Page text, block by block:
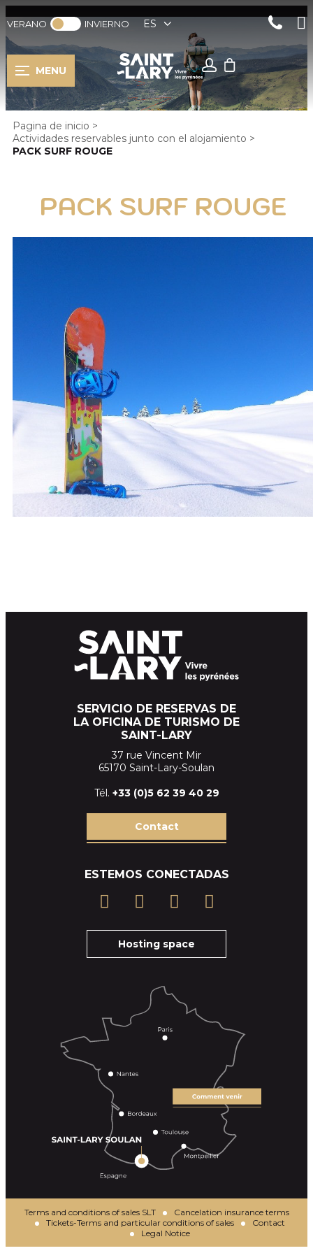
VERANO INVIERNO ES
MENU
Pagina de inicio >
Actividades reservables junto con el alojamiento >
PACK SURF ROUGE
PACK SURF ROUGE
SERVICIO DE RESERVAS DE
LA OFICINA DE TURISMO DE
SAINT-LARY
37 rue Vincent Mir
65170 Saint-Lary-Soulan
Tél. +33 (0)5 62 39 40 29
Contact
ESTEMOS CONECTADAS
Hosting space
Terms and conditions of sales SLT
Cancelation insurance terms
Tickets-Terms and particular conditions of sales
Contact
Legal Notice